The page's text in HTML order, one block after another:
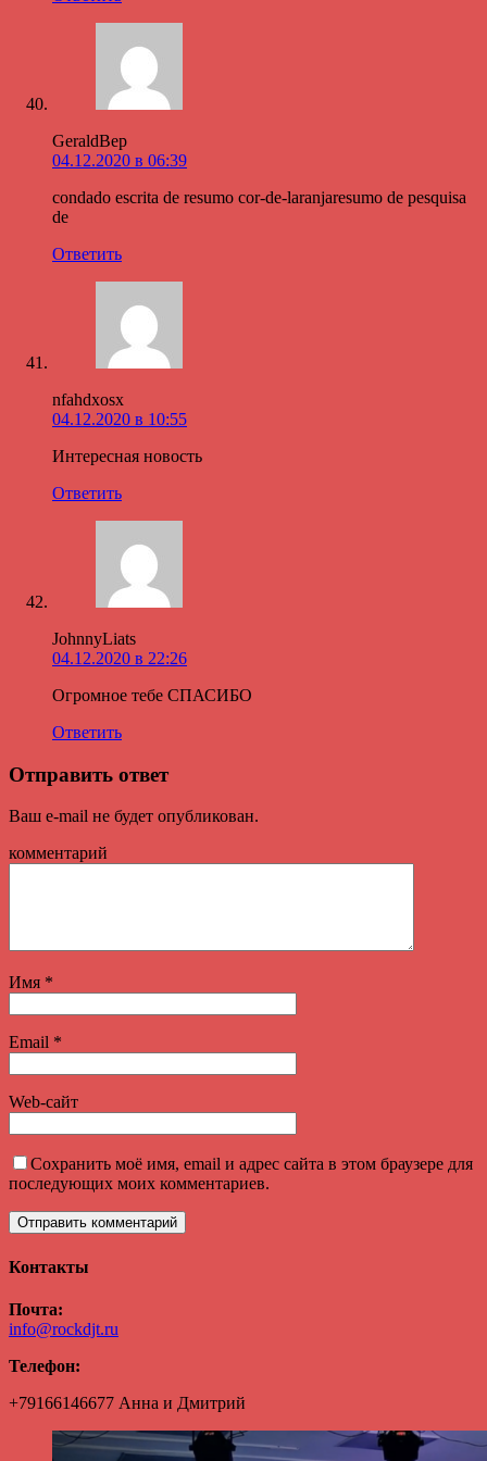
GeraldBep
04.12.2020 в 06:39
condado escrita de resumo cor-de-laranjaresumo de pesquisa
de
Ответить
nfahdxosx
04.12.2020 в 10:55
Интересная новость
Ответить
JohnnyLiats
04.12.2020 в 22:26
Огромное тебе СПАСИБО
Ответить
Отправить ответ
Ваш e-mail не будет опубликован.
комментарий
Имя *
Email *
Web-сайт
Сохранить моё имя, email и адрес сайта в этом браузере для
последующих моих комментариев.
Контакты
Почта:
info@rockdjt.ru
Телефон:
+79166146677 Анна и Дмитрий